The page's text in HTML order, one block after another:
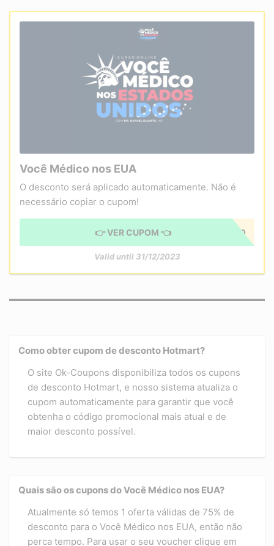
Você Médico nos EUA
O desconto será aplicado automaticamente. Não é
necessário copiar o cupom!
CUPOM APLICADO
👉 VER CUPOM 👈
Valid until 31/12/2023
Como obter cupom de desconto Hotmart?
O site Ok-Coupons disponibiliza todos os cupons
de desconto Hotmart, e nosso sistema atualiza o
cupom automaticamente para garantir que você
obtenha o código promocional mais atual e de
maior desconto possível.
Quais são os cupons do Você Médico nos EUA?
Atualmente só temos 1 oferta válidas de 75% de
desconto para o Você Médico nos EUA, então não
perca tempo. Para usar o seu voucher clique em